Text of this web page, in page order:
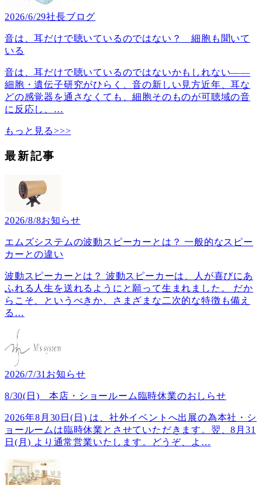
2026/6/29社長ブログ
音は、耳だけで聴いているのではない？ 細胞も聞いて
いる
音は、耳だけで聴いているのではないかもしれない――
細胞・遺伝子研究がひらく、音の新しい見方近年、耳な
どの感覚器を通さなくても、細胞そのものが可聴域の音
に反応し、 …
もっと見る>>>
最新記事
2026/8/8お知らせ
エムズシステムの波動スピーカーとは？ 一般的なスピー
カーとの違い
波動スピーカーとは？ 波動スピーカーは、人が喜びにあ
ふれる人生を送れるようにと願って生まれました。 だか
らこそ、というべきか、さまざまな二次的な特徴も備え
る …
2026/7/31 お知らせ
8/30(日) 本店・ショールーム臨時休業のおしらせ
2026年8月30日(日) は、社外イベントへ出展の為本社・シ
ョールームは臨時休業とさせていただきます。翌、8月31
日(月) より通常営業いたします。どうぞ、よ …